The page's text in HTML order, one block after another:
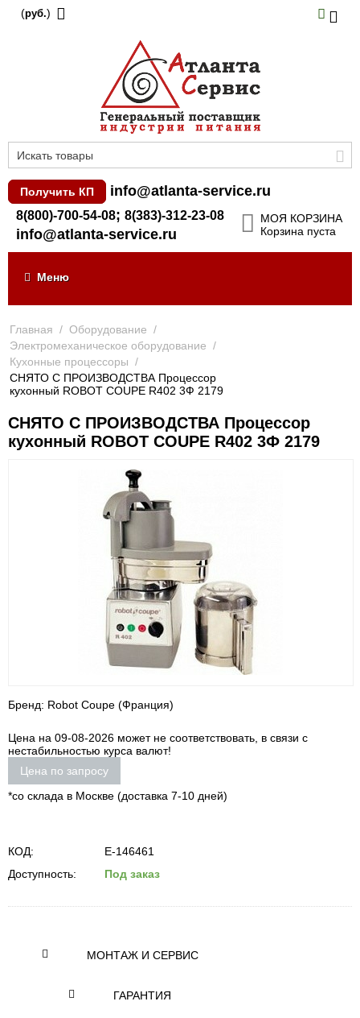
(руб.)
Получить КП info@atlanta-service.ru
8(800)-700-54-08; 8(383)-312-23-08
info@atlanta-service.ru
МОЯ КОРЗИНА
Корзина пуста
Меню
Главная / Оборудование /
Электромеханическое оборудование /
Кухонные процессоры /
СНЯТО С ПРОИЗВОДСТВА Процессор
кухонный ROBOT COUPE R402 3Ф 2179
СНЯТО С ПРОИЗВОДСТВА Процессор
кухонный ROBOT COUPE R402 3Ф 2179
Бренд: Robot Coupe (Франция)
Цена на 09-08-2026 может не соответствовать, в связи с
нестабильностью курса валют!
Цена по запросу
*со склада в Москве (доставка 7-10 дней)
КОД:
E-146461
Доступность:
Под заказ
МОНТАЖ И СЕРВИС
ГАРАНТИЯ